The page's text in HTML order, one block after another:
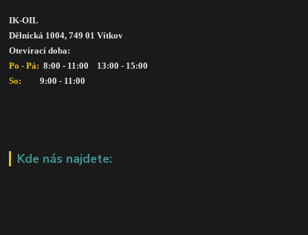
IK-OIL
Dělnická 1004, 749 01 Vítkov
Otevírací doba:
Po - Pá: 8:00 - 11:00    13:00 - 15:00
So:
      9:00 - 11:00
Kde nás najdete: